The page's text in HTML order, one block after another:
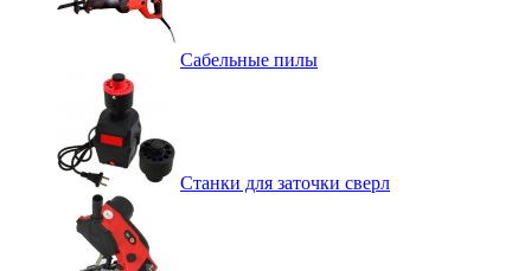
Сабельные пилы
Станки для заточки сверл